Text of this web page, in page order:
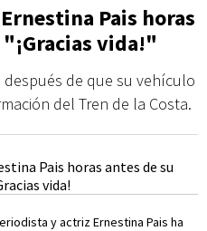
Pais horas
vida!"
de que su vehículo
del Tren de la Costa.
y actriz Ernestina Pais ha